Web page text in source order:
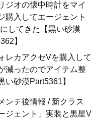
ジオの懐中時計をマイ
購入してエージェント
してきた【黒い砂漠
】
レカアクセVを購入して
減ったのでアイテム整
い砂漠Part5361】
ンテ後情報 / 新クラス
ジェント」実装と黒星V